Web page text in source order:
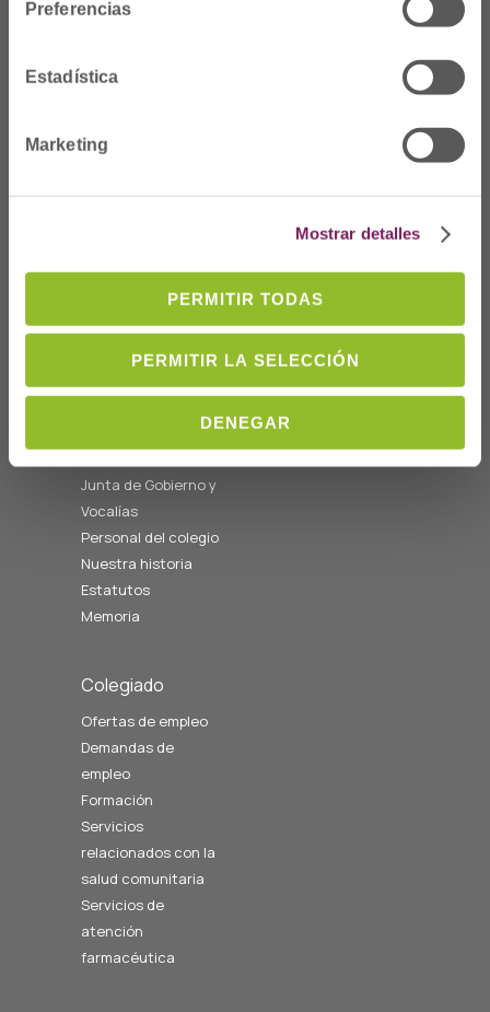
Preferencias
Estadística
Marketing
Mostrar detalles
PERMITIR TODAS
PERMITIR LA SELECCIÓN
DENEGAR
Dónde Estamos
C/Prim 2, 1º
08:00 a 14:00
cofgipuzkoa@cofgipuzkoa.eus
Quiénes somos
Junta de Gobierno y
Vocalías
Personal del colegio
Nuestra historia
Estatutos
Memoria
Colegiado
Ofertas de empleo
Demandas de
empleo
Formación
Servicios
relacionados con la
salud comunitaria
Servicios de
atención
farmacéutica